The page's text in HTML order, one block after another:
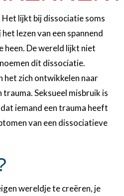
Het lijkt bij dissociatie soms
lezen van een spannend
heen. De wereld lijkt niet
dit dissociatie.
het zich ontwikkelen naar
Seksueel misbruik is
iemand een trauma heeft
van een dissociatieve
wereldje te creëren, je